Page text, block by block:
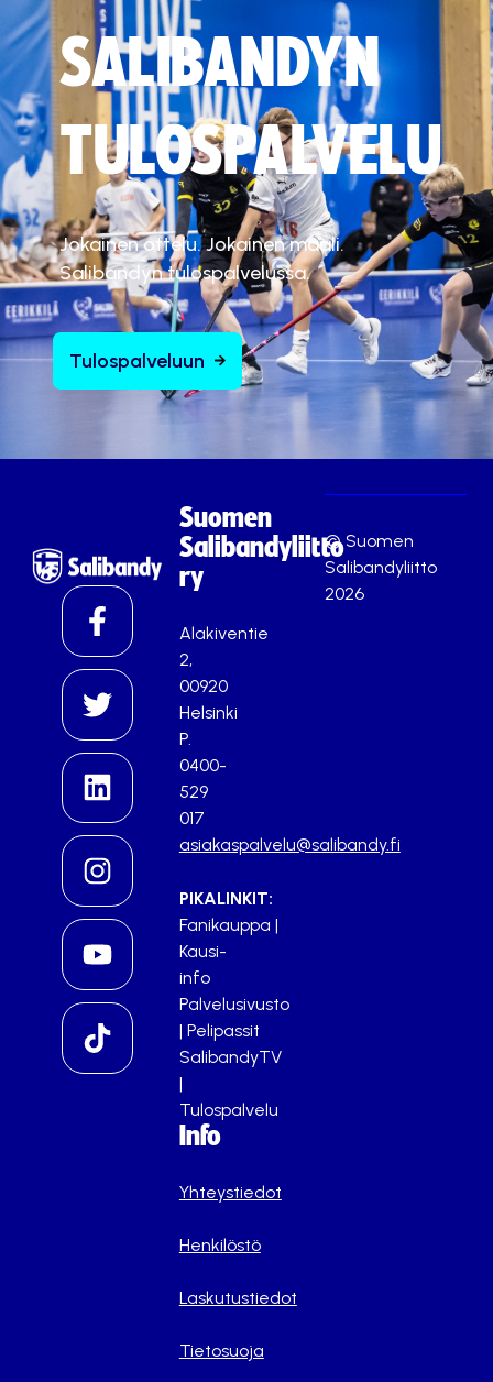
SALIBANDYN
TULOSPALVELU
Jokainen ottelu. Jokainen maali.
Salibandyn tulospalvelussa.
Tulospalveluun
Suomen
Salibandyliitto
ry
Alakiventie
2,
00920
Helsinki
P.
0400-
529
017
asiakaspalvelu@salibandy.fi
PIKALINKIT:
Fanikauppa |
Kausi-
info
Palvelusivusto
| Pelipassit
SalibandyTV
|
Tulospalvelu
Info
Yhteystiedot
Henkilöstö
Laskutustiedot
Tietosuoja
© Suomen
Salibandyliitto
2026